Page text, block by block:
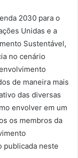
2030 para o
Unidas e a
Sustentável,
no cenário
de maneira mais
das diversas
envolver em um
os membros da
publicada neste